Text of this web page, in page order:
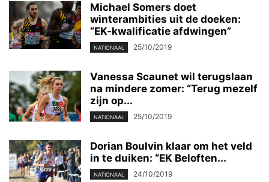
Michael Somers doet
winterambities uit de doeken:
“EK-kwalificatie afdwingen”
NATIONAAL 25/10/2019
Vanessa Scaunet wil terugslaan
na mindere zomer: “Terug mezelf
zijn op...
NATIONAAL 25/10/2019
Dorian Boulvin klaar om het veld
in te duiken: “EK Beloften...
NATIONAAL 24/10/2019